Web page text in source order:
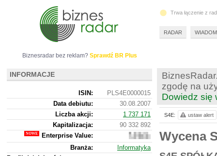
zgodę na
Dowiedz się
Wycena
S4E: ustaw alert
Biznesradar bez reklam? Sprawdź BR Plus
INFORMACJE
ISIN:
PLS4E0000015
Data debiutu:
30.08.2007
Liczba akcji:
1 737 171
Kapitalizacja:
90 332 892
Enterprise Value:
16
192
892
Branża:
Informatyka
Trwa łączenie z
RADAR